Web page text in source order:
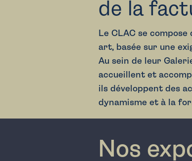
de la
Le CLAC se
art, basée sur une
Au sein de leur
accueillent et
ils développent des
dynamisme et à la
Nos